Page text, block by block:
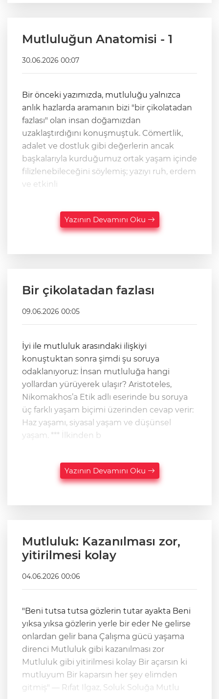
Mutluluğun Anatomisi - 1
30.06.2026 00:07
Bir önceki yazımızda, mutluluğu yalnızca
anlık hazlarda aramanın bizi "bir çikolatadan
fazlası" olan insan doğamızdan
uzaklaştırdığını konuşmuştuk. Cömertlik,
adalet ve dostluk gibi değerlerin ancak
başkalarıyla kurduğumuz ortak yaşam içinde
filizlenebileceğini söylemiş; yazıyı ruh, erdem
ve etkinli
Yazının Devamını Oku
Bir çikolatadan fazlası
09.06.2026 00:05
İyi ile mutluluk arasındaki ilişkiyi
konuştuktan sonra şimdi şu soruya
odaklanıyoruz: İnsan mutluluğa hangi
yollardan yürüyerek ulaşır? Aristoteles,
Nikomakhos’a Etik adlı eserinde bu soruya
üç farklı yaşam biçimi üzerinden cevap verir:
Haz yaşamı, siyasal yaşam ve düşünsel
yaşam. *** İlkinden b
Yazının Devamını Oku
Mutluluk: Kazanılması zor,
yitirilmesi kolay
04.06.2026 00:06
"Beni tutsa tutsa gözlerin tutar ayakta Beni
yıksa yıksa gözlerin yerle bir eder Ne gelirse
onlardan gelir bana Çalışma gücü yaşama
direnci Mutluluk gibi kazanılması zor
Mutluluk gibi yitirilmesi kolay Bir açarsın ki
mutluyum Bir kaparsın her şey elimden
gitmiş" — Rıfat Ilgaz, Soluk Soluğa Mutlu